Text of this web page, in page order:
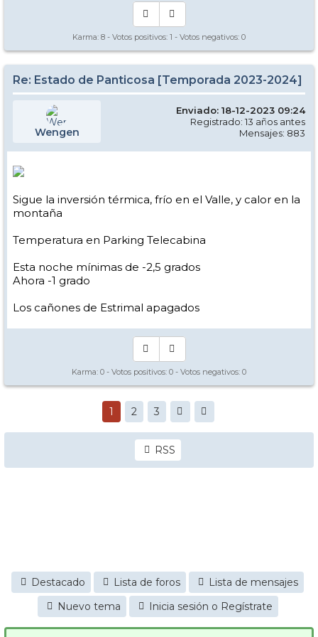
Karma: 8 - Votos positivos: 1 - Votos negativos: 0
Re: Estado de Panticosa [Temporada 2023-2024]
Wengen
Enviado: 18-12-2023 09:24
Registrado: 13 años antes
Mensajes: 883
Sigue la inversión térmica, frío en el Valle, y calor en la
montaña
Temperatura en Parking Telecabina
Esta noche mínimas de -2,5 grados
Ahora -1 grado
Los cañones de Estrimal apagados
Karma: 0 - Votos positivos: 0 - Votos negativos: 0
1 2 3
RSS
Destacado Lista de foros
Lista de mensajes
Nuevo tema
Inicia sesión o Regístrate